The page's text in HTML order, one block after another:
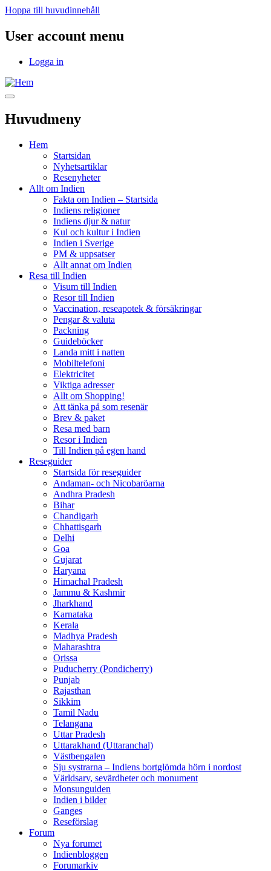
Hoppa till huvudinnehåll
User account menu
Logga in
Huvudmeny
Hem
Startsidan
Nyhetsartiklar
Resenyheter
Allt om Indien
Fakta om Indien – Startsida
Indiens religioner
Indiens djur & natur
Kul och kultur i Indien
Indien i Sverige
PM & uppsatser
Allt annat om Indien
Resa till Indien
Visum till Indien
Resor till Indien
Vaccination, reseapotek & försäkringar
Pengar & valuta
Packning
Guideböcker
Landa mitt i natten
Mobiltelefoni
Elektricitet
Viktiga adresser
Allt om Shopping!
Att tänka på som resenär
Brev & paket
Resa med barn
Resor i Indien
Till Indien på egen hand
Reseguider
Startsida för reseguider
Andaman- och Nicobaröarna
Andhra Pradesh
Bihar
Chandigarh
Chhattisgarh
Delhi
Goa
Gujarat
Haryana
Himachal Pradesh
Jammu & Kashmir
Jharkhand
Karnataka
Kerala
Madhya Pradesh
Maharashtra
Orissa
Puducherry (Pondicherry)
Punjab
Rajasthan
Sikkim
Tamil Nadu
Telangana
Uttar Pradesh
Uttarakhand (Uttaranchal)
Västbengalen
Sju systrarna – Indiens bortglömda hörn i nordost
Världsarv, sevärdheter och monument
Monsunguiden
Indien i bilder
Ganges
Reseförslag
Forum
Nya forumet
Indienbloggen
Forumarkiv